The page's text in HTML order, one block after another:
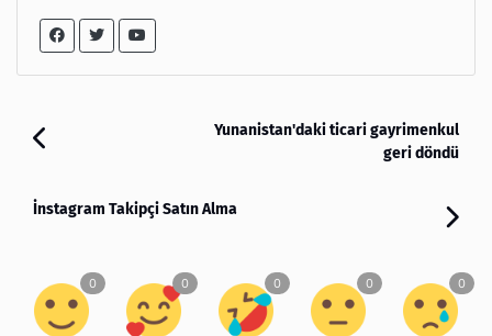
Yunanistan'daki ticari gayrimenkul
geri döndü
İnstagram Takipçi Satın Alma